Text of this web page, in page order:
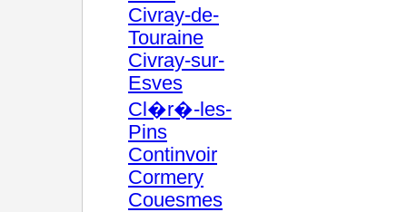
Civray-de-
Touraine
Civray-sur-
Esves
Cl�r�-les-
Pins
Continvoir
Cormery
Couesmes